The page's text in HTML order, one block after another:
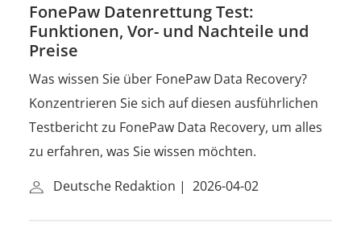
FonePaw Datenrettung Test:
Funktionen, Vor- und Nachteile und
Preise
Was wissen Sie über FonePaw Data Recovery?
Konzentrieren Sie sich auf diesen ausführlichen
Testbericht zu FonePaw Data Recovery, um alles
zu erfahren, was Sie wissen möchten.
Deutsche Redaktion | 2026-04-02